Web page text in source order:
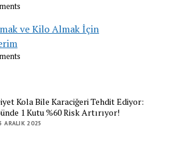
ve Kilo Almak İçin
Kola Bile Karaciğeri Tehdit Ediyor:
1 Kutu %60 Risk Artırıyor!
ARALIK 2025